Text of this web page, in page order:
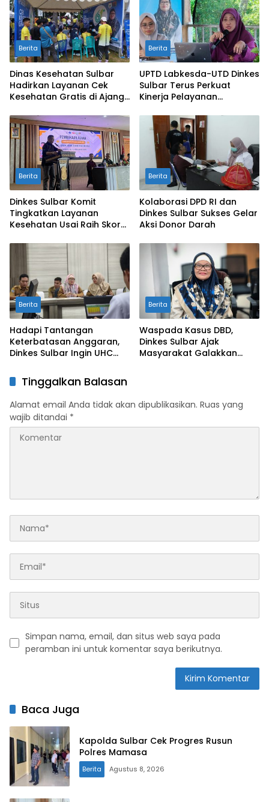
Berita
Dinas Kesehatan Sulbar
Hadirkan Layanan Cek
Kesehatan Gratis di Ajang
Berita
UPTD Labkesda-UTD Dinkes
Sulbar Terus Perkuat
Kinerja Pelayanan
Masyarakat
Berita
Dinkes Sulbar Komit
Tingkatkan Layanan
Kesehatan Usai Raih Skor
Digital ASN
Berita
Kolaborasi DPD RI dan
Dinkes Sulbar Sukses Gelar
Aksi Donor Darah
Berita
Hadapi Tantangan
Keterbatasan Anggaran,
Dinkes Sulbar Ingin UHC
Berita
Waspada Kasus DBD,
Dinkes Sulbar Ajak
Masyarakat Galakkan
Tinggalkan Balasan
Alamat email Anda tidak akan dipublikasikan. Ruas yang
wajib ditandai *
Simpan nama, email, dan situs web saya pada
peramban ini untuk komentar saya berikutnya.
Baca Juga
Kapolda Sulbar Cek Progres Rusun
Berita Agustus 8, 2026